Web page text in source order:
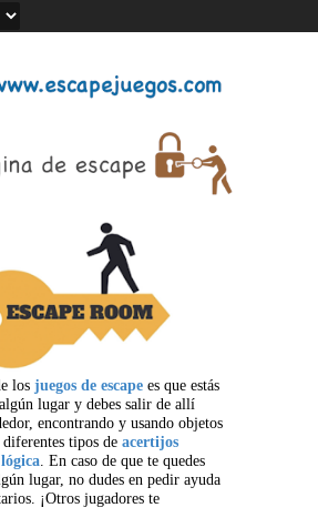
los juegos de escape es que estás
lugar y debes salir de allí
encontrando y usando objetos
tipos de acertijos
lógica. En caso de que te quedes
lugar, no dudes en pedir ayuda
¡Otros jugadores te